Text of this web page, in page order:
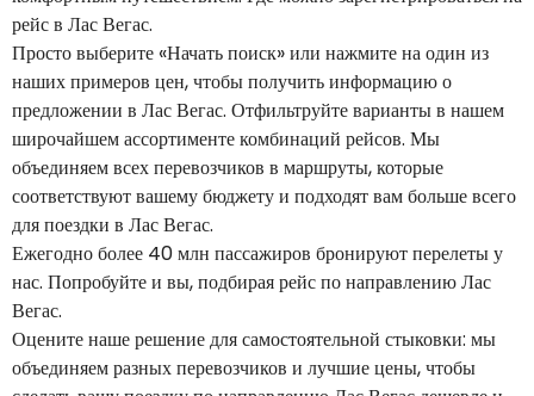
рейс в Лас Вегас.
Просто выберите «Начать поиск» или нажмите на один из
наших примеров цен, чтобы получить информацию о
предложении в Лас Вегас. Отфильтруйте варианты в нашем
широчайшем ассортименте комбинаций рейсов. Мы
объединяем всех перевозчиков в маршруты, которые
соответствуют вашему бюджету и подходят вам больше всего
для поездки в Лас Вегас.
Ежегодно более 40 млн пассажиров бронируют перелеты у
нас. Попробуйте и вы, подбирая рейс по направлению Лас
Вегас.
Оцените наше решение для самостоятельной стыковки: мы
объединяем разных перевозчиков и лучшие цены, чтобы